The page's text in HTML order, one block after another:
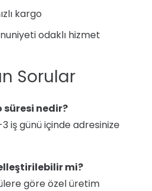
kargo
odaklı hizmet
Sorular
süresi nedir?
iş günü içinde adresinize
mi?
göre özel üretim